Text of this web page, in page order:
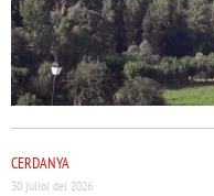
CERDANYA
30 juliol del 2026